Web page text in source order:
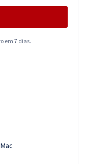
em 7 dias.